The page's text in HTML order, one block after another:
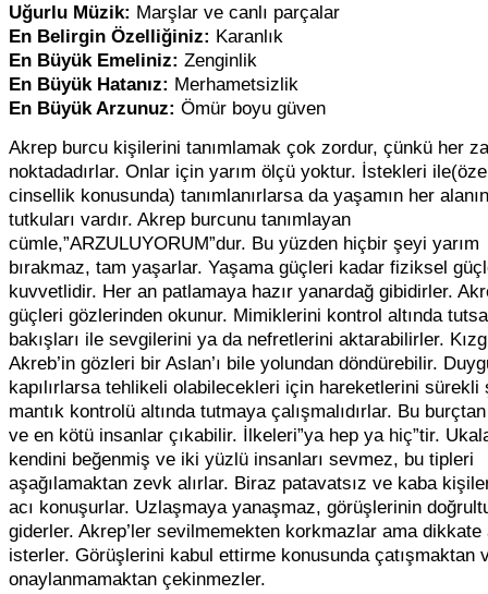
Uğurlu Müzik: Marşlar ve canlı parçalar
En Belirgin Özelliğiniz: Karanlık
En Büyük Emeliniz: Zenginlik
En Büyük Hatanız: Merhametsizlik
En Büyük Arzunuz: Ömür boyu güven
Akrep burcu kişilerini tanımlamak çok zordur, çünkü her
noktadadırlar. Onlar için yarım ölçü yoktur. İstekleri
cinsellik konusunda) tanımlanırlarsa da yaşamın her
tutkuları vardır. Akrep burcunu tanımlayan
cümle,”ARZULUYORUM”dur. Bu yüzden hiçbir şeyi yarım
bırakmaz, tam yaşarlar. Yaşama güçleri kadar fiziksel
kuvvetlidir. Her an patlamaya hazır yanardağ gibidirler.
güçleri gözlerinden okunur. Mimiklerini kontrol altında
bakışları ile sevgilerini ya da nefretlerini aktarabilirler.
Akreb’in gözleri bir Aslan’ı bile yolundan döndürebilir.
kapılırlarsa tehlikeli olabilecekleri için hareketlerini sürekli
mantık kontrolü altında tutmaya çalışmalıdırlar. Bu
ve en kötü insanlar çıkabilir. İlkeleri”ya hep ya hiç”tir.
kendini beğenmiş ve iki yüzlü insanları sevmez, bu tipleri
aşağılamaktan zevk alırlar. Biraz patavatsız ve kaba
acı konuşurlar. Uzlaşmaya yanaşmaz, görüşlerinin
giderler. Akrep’ler sevilmemekten korkmazlar ama dikkate
isterler. Görüşlerini kabul ettirme konusunda çatışmaktan
onaylanmamaktan çekinmezler.